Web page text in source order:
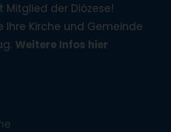
Mitglied der Diözese!
Ihre Kirche und Gemeinde
Weitere Infos hier